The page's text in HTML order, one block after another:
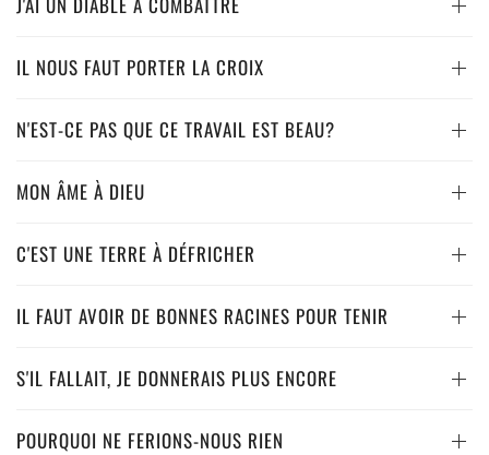
IL NOUS FAUT PORTER LA CROIX
N'EST-CE PAS QUE CE TRAVAIL EST BEAU?
MON ÂME À DIEU
C'EST UNE TERRE À DÉFRICHER
IL FAUT AVOIR DE BONNES RACINES POUR TENIR
S'IL FALLAIT, JE DONNERAIS PLUS ENCORE
POURQUOI NE FERIONS-NOUS RIEN